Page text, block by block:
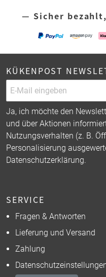
— Sicher
KÜKENPOST
Ja, ich möchte den
und über Aktionen
Nutzungsverhalten (z. B.
Personalisierung
Datenschutzerklärung.
SERVICE
Fragen & Antworten
Lieferung und Versand
Zahlung